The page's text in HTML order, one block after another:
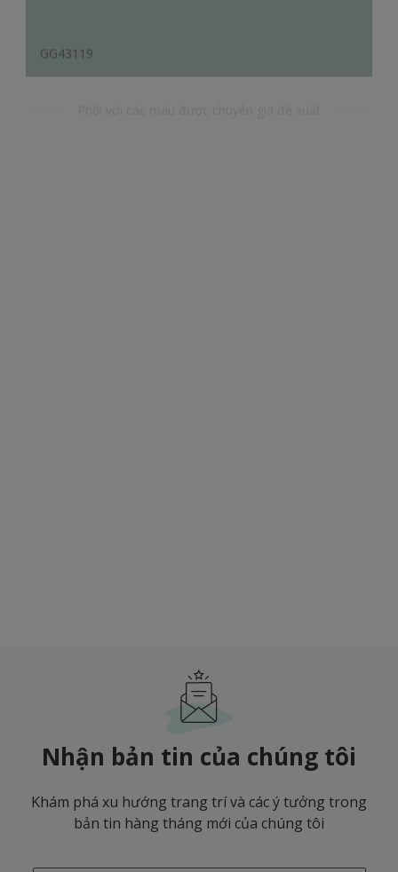
Nhận bản tin của chúng tôi
Khám phá xu hướng trang trí và các ý tưởng trong
bản tin hàng tháng mới của chúng tôi